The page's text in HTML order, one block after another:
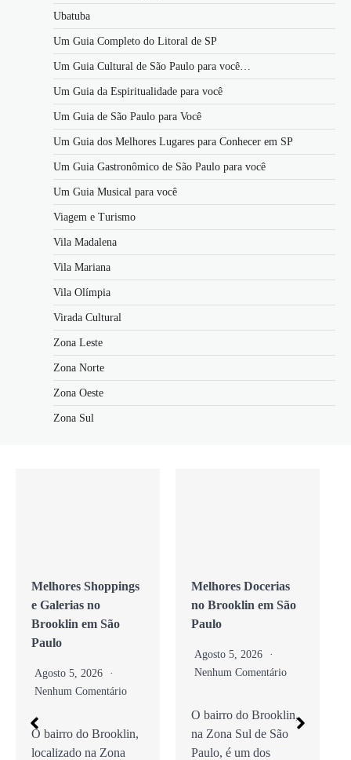
Ubatuba
Um Guia Completo do Litoral de SP
Um Guia Cultural de São Paulo para você…
Um Guia da Espiritualidade para você
Um Guia de São Paulo para Você
Um Guia dos Melhores Lugares para Conhecer em SP
Um Guia Gastronômico de São Paulo para você
Um Guia Musical para você
Viagem e Turismo
Vila Madalena
Vila Mariana
Vila Olímpia
Virada Cultural
Zona Leste
Zona Norte
Zona Oeste
Zona Sul
Melhores Docerias
no Brooklin em São
Paulo
Nenhum Comentário
O bairro do Brooklin,
na Zona Sul de São
Paulo, é um dos
As Melhores
Cafeterias no
Brooklin em São
Agosto 5, 2026
Guia Completo de
Cafés Especiais,